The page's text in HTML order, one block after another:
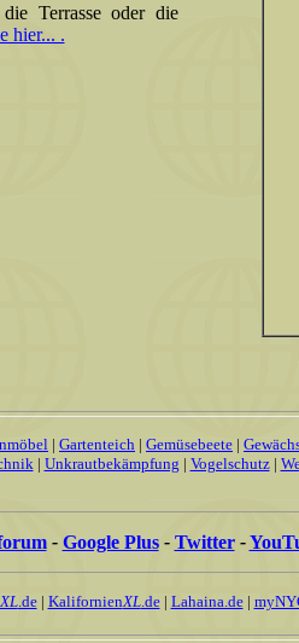
Terrasse oder die
hier... .
| Gartenteich | Gemüsebeete |
| Unkrautbekämpfung | Vogelschutz|
- Google Plus - Twitter -
XL.de| KalifornienXL.de| Lahaina.de|